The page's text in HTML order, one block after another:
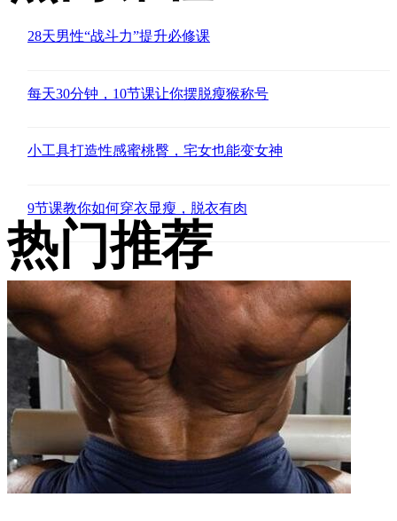
28天男性“战斗力”提升必修课
每天30分钟，10节课让你摆脱瘦猴称号
小工具打造性感蜜桃臀，宅女也能变女神
9节课教你如何穿衣显瘦，脱衣有肉
热门推荐